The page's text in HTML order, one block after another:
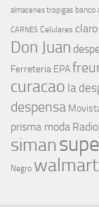
almacenes tropigas banco
CARNES Celulares claro
Don Juan
Ferreteria EPA
curacao la
despensa
prisma moda
siman
Negro walmart